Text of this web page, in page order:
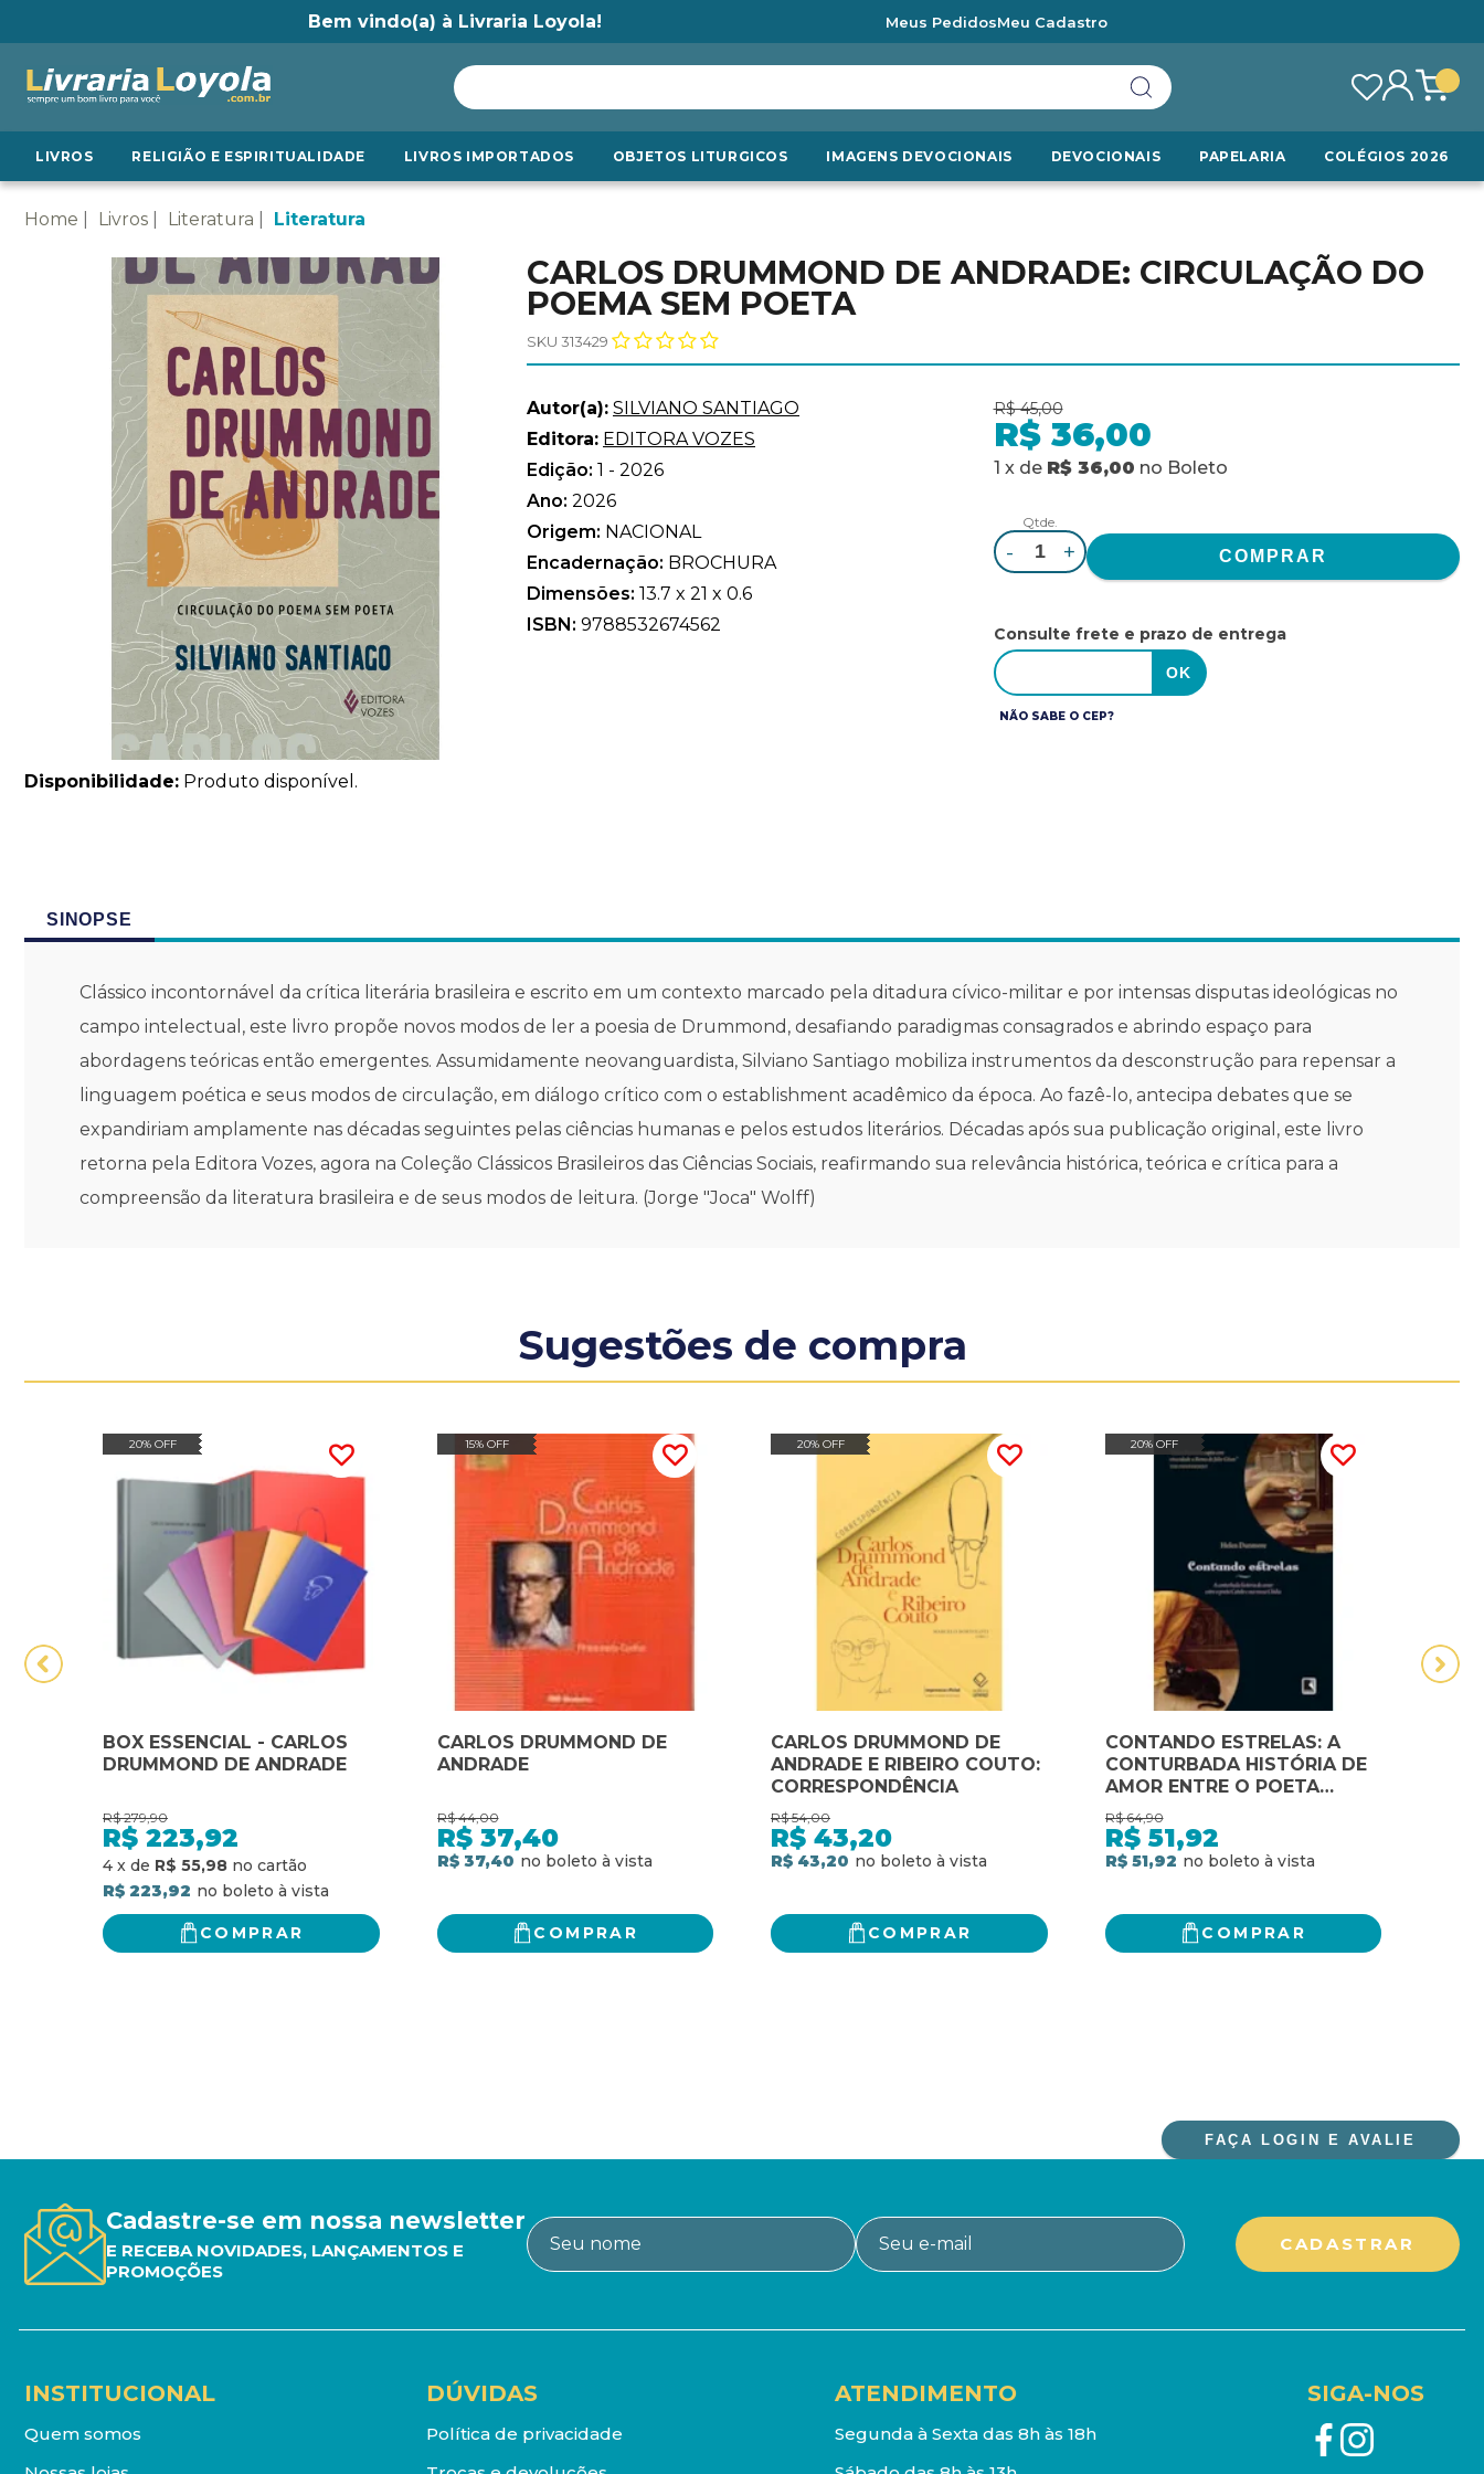
Bem vindo(a) à Livraria Loyola! Meus PedidosMeu Cadastro
LIVROS RELIGIÃO E ESPIRITUALIDADE LIVROS IMPORTADOS OBJETOS LITURGICOS IMAGENS DEVOCIONAIS DEVOCIONAIS PAPELARIA COLÉGIOS 2026
Home Livros Literatura Literatura
Disponibilidade: Produto disponível.
CARLOS DRUMMOND DE ANDRADE: CIRCULAÇÃO DO
POEMA SEM POETA
SKU 313429
Autor(a): SILVIANO SANTIAGO
Editora: EDITORA VOZES
Edição: 1 - 2026
Ano: 2026
Origem: NACIONAL
Encadernação: BROCHURA
Dimensões: 13.7 x 21 x 0.6
ISBN: 9788532674562
R$ 45,00
R$ 36,00
1 x de R$ 36,00 no Boleto
Qtde.
- +
Consulte frete e prazo de entrega
NÃO SABE O CEP?
SINOPSE
Clássico incontornável da crítica literária brasileira e escrito em um contexto marcado pela ditadura cívico-militar e por intensas disputas ideológicas no
campo intelectual, este livro propõe novos modos de ler a poesia de Drummond, desafiando paradigmas consagrados e abrindo espaço para
abordagens teóricas então emergentes. Assumidamente neovanguardista, Silviano Santiago mobiliza instrumentos da desconstrução para repensar a
linguagem poética e seus modos de circulação, em diálogo crítico com o establishment acadêmico da época. Ao fazê-lo, antecipa debates que se
expandiriam amplamente nas décadas seguintes pelas ciências humanas e pelos estudos literários. Décadas após sua publicação original, este livro
retorna pela Editora Vozes, agora na Coleção Clássicos Brasileiros das Ciências Sociais, reafirmando sua relevância histórica, teórica e crítica para a
compreensão da literatura brasileira e de seus modos de leitura. (Jorge "Joca" Wolff)
Sugestões de compra
20% OFF
BOX ESSENCIAL - CARLOS
DRUMMOND DE ANDRADE
R$ 279,90
R$ 223,92
4 x de R$ 55,98
R$ 223,92
COMPRAR
15% OFF
CARLOS DRUMMOND DE
ANDRADE
R$ 44,00
R$ 37,40
R$ 37,40
COMPRAR
20% OFF
CARLOS DRUMMOND DE
ANDRADE E RIBEIRO COUTO:
CORRESPONDÊNCIA
R$ 54,00
R$ 43,20
R$ 43,20
COMPRAR
20% OFF
CONTANDO ESTRELAS: A
CONTURBADA HISTÓRIA DE
AMOR ENTRE O POETA
CATULO E SUA MUSA
CLÓDIA: A CONTURBADA
HISTÓRIA DE AMOR ENTRE O
POETA CATULO E SUA MUSA
R$ 64,90
R$ 51,92
R$ 51,92
COMPRAR
FAÇA LOGIN E AVALIE
Cadastre-se em nossa newsletter
E RECEBA NOVIDADES, LANÇAMENTOS E
PROMOÇÕES
INSTITUCIONAL
Quem somos
DÚVIDAS
Política de privacidade
ATENDIMENTO
Segunda à Sexta das 8h às 18h
SIGA-NOS